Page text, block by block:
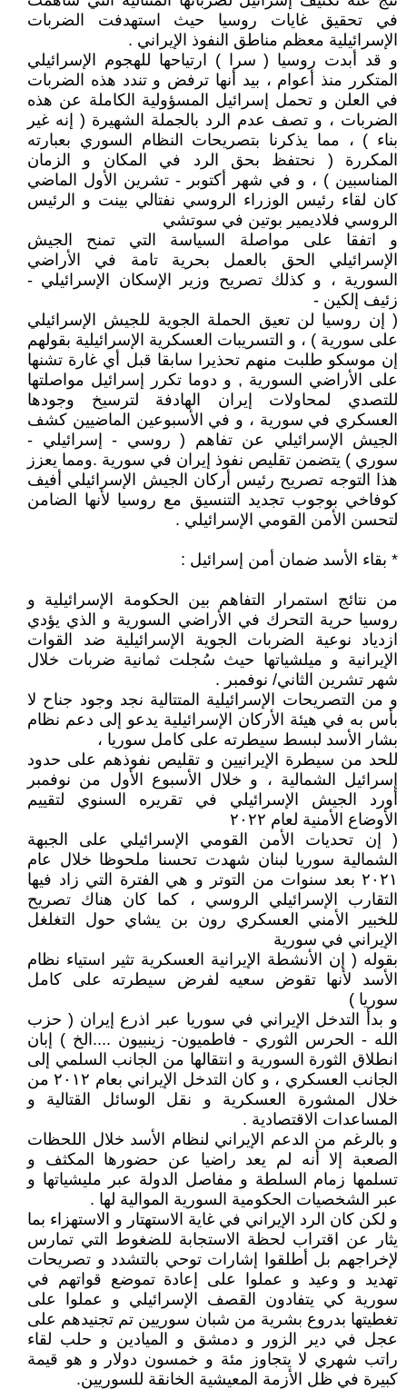
في تحقيق غايات روسيا حيث استهدفت الضربات
الإسرائيلية معظم مناطق النفوذ الإيراني .
و قد أبدت روسيا ( سرا ) ارتياحها للهجوم الإسرائيلي
المتكرر منذ أعوام ، بيد أنها ترفض و تندد هذه الضربات
في العلن و تحمل إسرائيل المسؤولية الكاملة عن هذه
الضربات ، و تصف عدم الرد بالجملة الشهيرة ( إنه غير
بناء ) ، مما يذكرنا بتصريحات النظام السوري بعبارته
المكررة ( نحتفظ بحق الرد في المكان و الزمان
المناسبين ) ، و في شهر أكتوبر - تشرين الأول الماضي
كان لقاء رئيس الوزراء الروسي نفتالي بينت و الرئيس
الروسي فلاديمير بوتين في سوتشي
و اتفقا على مواصلة السياسة التي تمنح الجيش
الإسرائيلي الحق بالعمل بحرية تامة في الأراضي
السورية ، و كذلك تصريح وزير الإسكان الإسرائيلي -
زئيف إلكين -
( إن روسيا لن تعيق الحملة الجوية للجيش الإسرائيلي
على سورية ) ، و التسريبات العسكرية الإسرائيلية بقولهم
إن موسكو طلبت منهم تحذيرا سابقا قبل أي غارة تشنها
على الأراضي السورية , و دوما تكرر إسرائيل مواصلتها
للتصدي لمحاولات إيران الهادفة لترسيخ وجودها
العسكري في سورية ، و في الأسبوعين الماضيين كشف
الجيش الإسرائيلي عن تفاهم ( روسي - إسرائيلي -
سوري ) يتضمن تقليص نفوذ إيران في سورية .ومما يعزز
هذا التوجه تصريح رئيس أركان الجيش الإسرائيلي أفيف
كوفاخي بوجوب تجديد التنسيق مع روسيا لأنها الضامن
لتحسن الأمن القومي الإسرائيلي .
* بقاء الأسد ضمان أمن إسرائيل :
من نتائج استمرار التفاهم بين الحكومة الإسرائيلية و
روسيا حرية التحرك في الأراضي السورية و الذي يؤدي
ازدياد نوعية الضربات الجوية الإسرائيلية ضد القوات
الإيرانية و ميلشياتها حيث سُجلت ثمانية ضربات خلال
شهر تشرين الثاني/ نوفمبر .
و من التصريحات الإسرائيلية المتتالية نجد وجود جناح لا
بأس به في هيئة الأركان الإسرائيلية يدعو إلى دعم نظام
بشار الأسد لبسط سيطرته على كامل سوريا ،
للحد من سيطرة الإيرانيين و تقليص نفوذهم على حدود
إسرائيل الشمالية ، و خلال الأسبوع الأول من نوفمبر
أورد الجيش الإسرائيلي في تقريره السنوي لتقييم
الأوضاع الأمنية لعام ٢٠٢٢
( إن تحديات الأمن القومي الإسرائيلي على الجبهة
الشمالية سوريا لبنان شهدت تحسنا ملحوظا خلال عام
٢٠٢١ بعد سنوات من التوتر و هي الفترة التي زاد فيها
التقارب الإسرائيلي الروسي ، كما كان هناك تصريح
للخبير الأمني العسكري رون بن يشاي حول التغلغل
الإيراني في سورية
بقوله ( إن الأنشطة الإيرانية العسكرية تثير استياء نظام
الأسد لأنها تقوض سعيه لفرض سيطرته على كامل
سوريا )
و بدأ التدخل الإيراني في سوريا عبر اذرع إيران ( حزب
الله - الحرس الثوري - فاطميون- زينبيون ....الخ ) إبان
انطلاق الثورة السورية و انتقالها من الجانب السلمي إلى
الجانب العسكري ، و كان التدخل الإيراني بعام ٢٠١٢ من
خلال المشورة العسكرية و نقل الوسائل القتالية و
المساعدات الاقتصادية .
و بالرغم من الدعم الإيراني لنظام الأسد خلال اللحظات
الصعبة إلا أنه لم يعد راضيا عن حضورها المكثف و
تسلمها زمام السلطة و مفاصل الدولة عبر مليشياتها و
عبر الشخصيات الحكومية السورية الموالية لها .
و لكن كان الرد الإيراني في غاية الاستهتار و الاستهزاء بما
يثار عن اقتراب لحظة الاستجابة للضغوط التي تمارس
لإخراجهم بل أطلقوا إشارات توحي بالتشدد و تصريحات
تهديد و وعيد و عملوا على إعادة تموضع قواتهم في
سورية كي يتفادون القصف الإسرائيلي و عملوا على
تغطيتها بدروع بشرية من شبان سوريين تم تجنيدهم على
عجل في دير الزور و دمشق و الميادين و حلب لقاء
راتب شهري لا يتجاوز مئة و خمسون دولار و هو قيمة
كبيرة في ظل الأزمة المعيشية الخانقة للسوريين.